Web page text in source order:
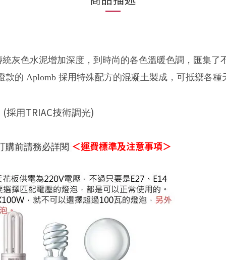
灰色水泥增加深度， 到時尚的各色溫暖色調 ， 匯集了
款的 Aplomb 採用特殊配方的混凝土製成，可抵禦各種
(採用TRIAC技術調光)
購前請務必詳閱 ＜運費標準及注意事項＞